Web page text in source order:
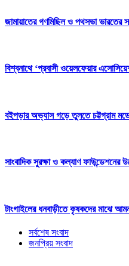
জামায়াতের গণমিছিল ও পথসভা ভারতের
বিশ্বনাথে ‘প্রবাসী ওয়েলফেয়ার
বইপড়ার অভ্যাস গড়ে তুলতে চট্টগ্রাম
সাংবাদিক সুরক্ষা ও কল্যাণ ফাউন্ডেশনের
টাংগাইলের ধনবাড়ীতে কৃষকদের মাঝে
সর্বশেষ সংবাদ
জনপ্রিয় সংবাদ